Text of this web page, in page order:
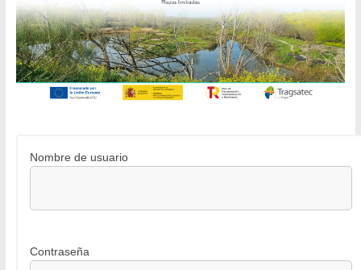
Nombre de usuario
Contraseña